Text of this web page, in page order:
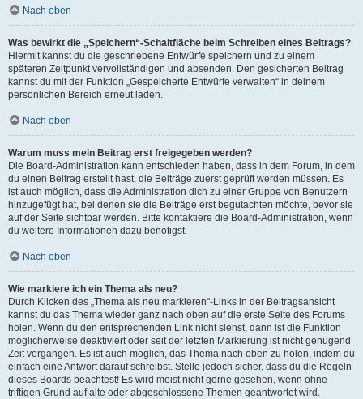
Nach oben
Was bewirkt die „Speichern“-Schaltfläche beim Schreiben eines Beitrags?
Hiermit kannst du die geschriebene Entwürfe speichern und zu einem
späteren Zeitpunkt vervollständigen und absenden. Den gesicherten Beitrag
kannst du mit der Funktion „Gespeicherte Entwürfe verwalten“ in deinem
persönlichen Bereich erneut laden.
Nach oben
Warum muss mein Beitrag erst freigegeben werden?
Die Board-Administration kann entschieden haben, dass in dem Forum, in dem
du einen Beitrag erstellt hast, die Beiträge zuerst geprüft werden müssen. Es
ist auch möglich, dass die Administration dich zu einer Gruppe von Benutzern
hinzugefügt hat, bei denen sie die Beiträge erst begutachten möchte, bevor sie
auf der Seite sichtbar werden. Bitte kontaktiere die Board-Administration, wenn
du weitere Informationen dazu benötigst.
Nach oben
Wie markiere ich ein Thema als neu?
Durch Klicken des „Thema als neu markieren“-Links in der Beitragsansicht
kannst du das Thema wieder ganz nach oben auf die erste Seite des Forums
holen. Wenn du den entsprechenden Link nicht siehst, dann ist die Funktion
möglicherweise deaktiviert oder seit der letzten Markierung ist nicht genügend
Zeit vergangen. Es ist auch möglich, das Thema nach oben zu holen, indem du
einfach eine Antwort darauf schreibst. Stelle jedoch sicher, dass du die Regeln
dieses Boards beachtest! Es wird meist nicht gerne gesehen, wenn ohne
triftigen Grund auf alte oder abgeschlossene Themen geantwortet wird.